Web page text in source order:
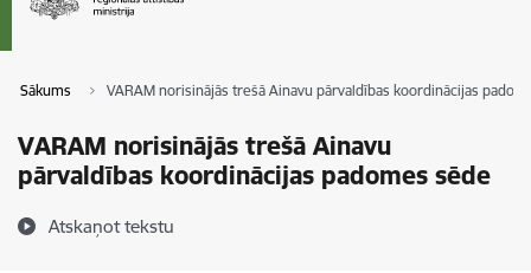
Sākums VARAM norisinājās trešā Ainavu pārvaldības koordinācijas
VARAM norisinājās trešā Ainavu
pārvaldības koordinācijas padomes sēde
Atskaņot tekstu